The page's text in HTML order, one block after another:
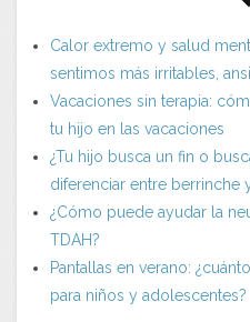
Calor extremo y salud
sentimos más irritables,
Vacaciones sin terapia:
tu hijo en las vacaciones
¿Tu hijo busca un fin o
diferenciar entre berrinche
¿Cómo puede ayudar la
TDAH?
Pantallas en verano:
para niños y adolescentes?